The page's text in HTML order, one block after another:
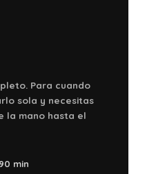
Para cuando
sola y necesitas
la mano hasta el
min